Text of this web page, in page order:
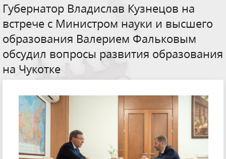
Губернатор Владислав Кузнецов на
встрече с Министром науки и высшего
образования Валерием Фальковым
обсудил вопросы развития образования
на Чукотке